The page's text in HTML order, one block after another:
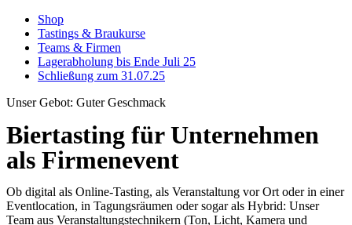
Shop
Tastings & Braukurse
Teams & Firmen
Lagerabholung bis Ende Juli 25
Schließung zum 31.07.25
Unser Gebot: Guter Geschmack
Biertasting für Unternehmen
als Firmenevent
Ob digital als Online-Tasting, als Veranstaltung vor Ort oder in einer
Eventlocation, in Tagungsräumen oder sogar als Hybrid: Unser
Team aus Veranstaltungstechnikern (Ton, Licht, Kamera und